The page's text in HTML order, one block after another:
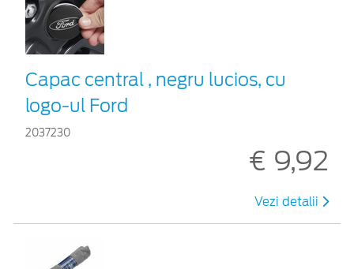
Capac central , negru lucios, cu
logo-ul Ford
2037230
€ 9,92
Vezi detalii